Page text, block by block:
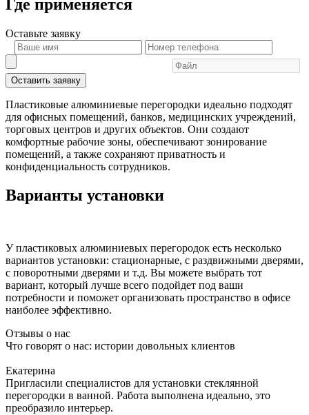
Где применяется
Оставьте заявку
Оставить заявку
Пластиковые алюминиевые перегородки идеально подходят
для офисных помещений, банков, медицинских учреждений,
торговых центров и других объектов. Они создают
комфортные рабочие зоны, обеспечивают зонирование
помещений, а также сохраняют приватность и
конфиденциальность сотрудников.
Варианты установки
У пластиковых алюминиевых перегородок есть несколько
вариантов установки: стационарные, с раздвижными дверями,
с поворотными дверями и т.д. Вы можете выбрать тот
вариант, который лучше всего подойдет под ваши
потребности и поможет организовать пространство в офисе
наиболее эффективно.
Отзывы о нас
Что говорят о нас: истории довольных клиентов
Екатерина
Пригласили специалистов для установки стеклянной
перегородки в ванной. Работа выполнена идеально, это
преобразило интерьер.